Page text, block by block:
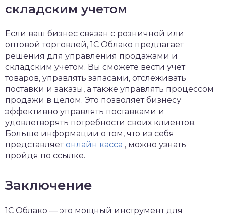
складским учетом
Если ваш бизнес связан с розничной или
оптовой торговлей, 1С Облако предлагает
решения для управления продажами и
складским учетом. Вы сможете вести учет
товаров, управлять запасами, отслеживать
поставки и заказы, а также управлять процессом
продажи в целом. Это позволяет бизнесу
эффективно управлять поставками и
удовлетворять потребности своих клиентов.
Больше информации о том, что из себя
представляетонлайн касса , можно узнать
пройдя по ссылке.
Заключение
1С Облако — это мощный инструмент для